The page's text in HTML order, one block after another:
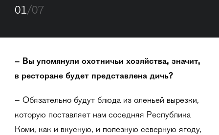
01/07
– Вы упомянули охотничьи хозяйства, значит,
в ресторане будет представлена дичь?
– Обязательно будут блюда из оленьей вырезки,
которую поставляет нам соседняя Республика
Коми, как и вкусную, и полезную северную ягоду,